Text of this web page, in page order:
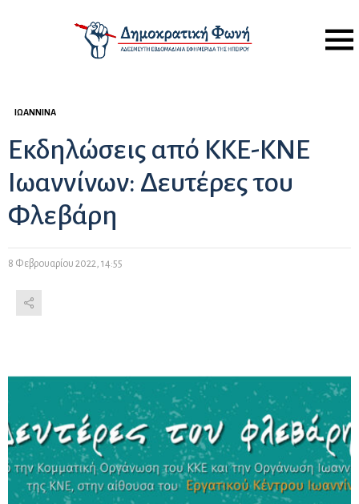
Menu
ΙΩΆΝΝΙΝΑ
Εκδηλώσεις από ΚΚΕ-ΚΝΕ
Ιωαννίνων: Δευτέρες του
Φλεβάρη
8 Φεβρουαρίου 2022, 14:55